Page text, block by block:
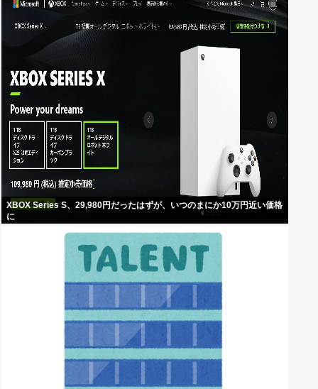
XBOX Series S、29,980円だったはずが、いつのまにか10万円近い価格
に